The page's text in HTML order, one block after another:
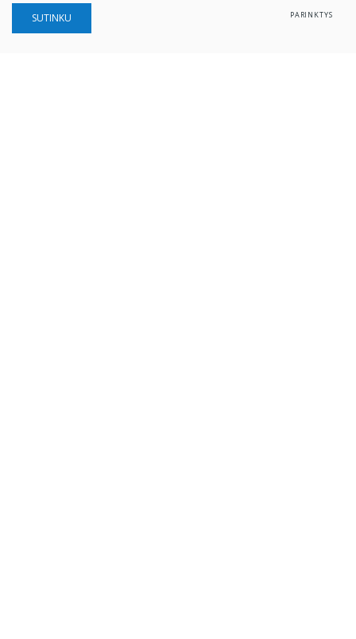
SUTINKU PARINKTYS